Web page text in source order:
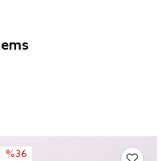
%36